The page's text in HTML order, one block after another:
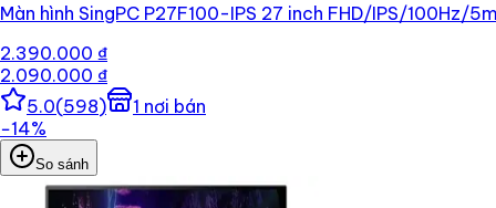
Màn hình SingPC P27F100-IPS 27 inch FHD/IPS/100Hz/
2.390.000 ₫
2.090.000 ₫
5.0(598) 1 nơi bán
−14%
So sánh